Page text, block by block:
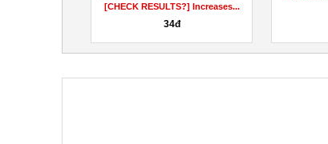
[CHECK RESULTS?] Increases...
34đ